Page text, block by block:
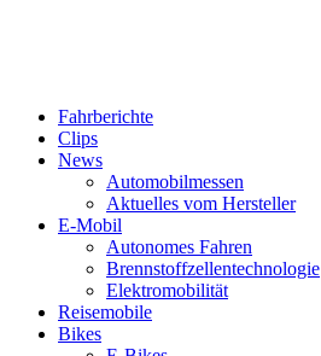
Fahrberichte
Clips
News
Automobilmessen
Aktuelles vom Hersteller
E-Mobil
Autonomes Fahren
Brennstoffzellentechnologie
Elektromobilität
Reisemobile
Bikes